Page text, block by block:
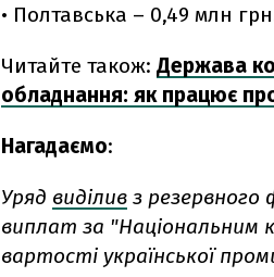
• Полтавська – 0,49 млн
Читайте також: Держава
обладнання: як працює
Нагадаємо:
Уряд виділив з
виплат за "Національним
вартості української